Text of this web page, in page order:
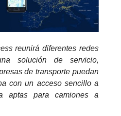
reunirá diferentes redes
solución de servicio,
de transporte puedan
con un acceso sencillo a
aptas para camiones a